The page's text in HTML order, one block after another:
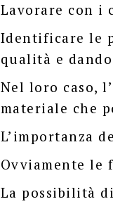
Lavorare con i
Identificare le
qualità e
Nel loro caso,
materiale che
L’importanza
Ovviamente le
La possibilità